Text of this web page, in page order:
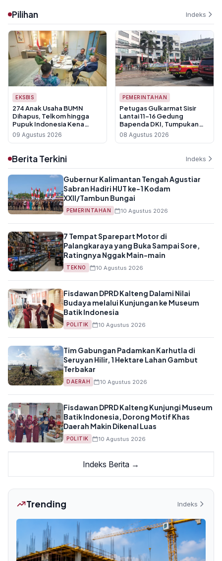
Pilihan Indeks
EKSBIS
274 Anak Usaha BUMN
Dihapus, Telkom hingga
Pupuk Indonesia Kena
Pangkas
09 Agustus 2026
PEMERINTAHAN
Petugas Gulkarmat Sisir
Lantai 11-16 Gedung
Bapenda DKI, Tumpukan
Kertas Jadi Hambatan
Pemadaman
08 Agustus 2026
Berita Terkini Indeks
Gubernur Kalimantan Tengah Agustiar
Sabran Hadiri HUT ke-1 Kodam
XXII/Tambun Bungai
PEMERINTAHAN 10 Agustus 2026
7 Tempat Sparepart Motor di
Palangkaraya yang Buka Sampai Sore,
Ratingnya Nggak Main-main
TEKNO 10 Agustus 2026
Fisdawan DPRD Kalteng Dalami Nilai
Budaya melalui Kunjungan ke Museum
Batik Indonesia
POLITIK 10 Agustus 2026
Tim Gabungan Padamkan Karhutla di
Seruyan Hilir, 1 Hektare Lahan Gambut
Terbakar
DAERAH 10 Agustus 2026
Fisdawan DPRD Kalteng Kunjungi Museum
Batik Indonesia, Dorong Motif Khas
Daerah Makin Dikenal Luas
POLITIK 10 Agustus 2026
Indeks Berita →
Trending Indeks